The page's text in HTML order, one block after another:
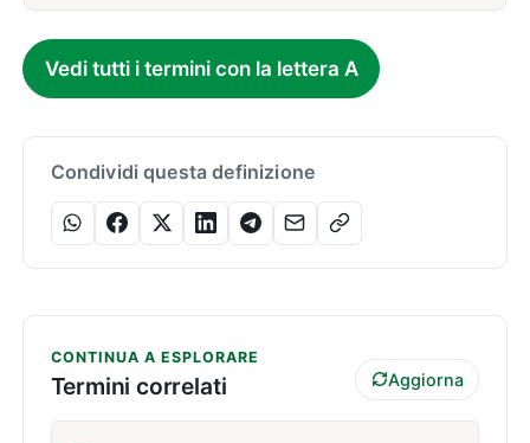
Vedi tutti i termini con la lettera A
Condividi questa definizione
CONTINUA A ESPLORARE
Termini correlati Aggiorna